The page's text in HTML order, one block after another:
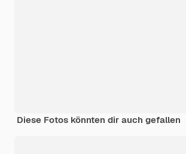
Diese Fotos könnten dir auch gefallen